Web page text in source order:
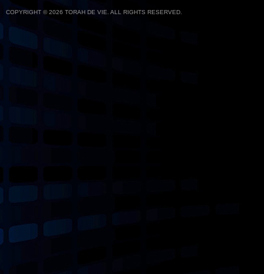
COPYRIGHT © 2026 TORAH DE VIE. ALL RIGHTS RESERVED.